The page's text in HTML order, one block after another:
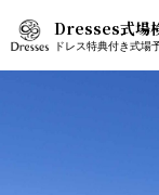
Dresses式場
ドレス特典付き式場